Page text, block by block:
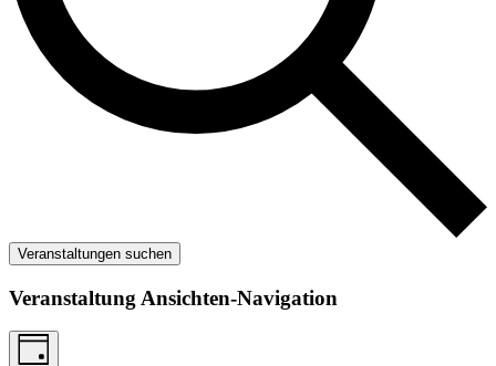
Veranstaltungen suchen
Veranstaltung Ansichten-Navigation